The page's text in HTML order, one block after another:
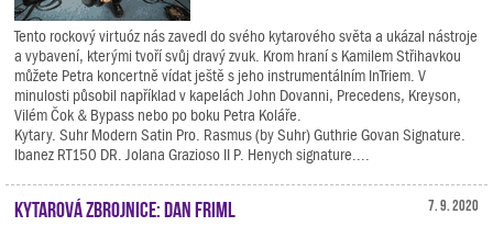
Tento rockový virtuóz nás zavedl do svého kytarového světa a ukázal nástroje
a vybavení, kterými tvoří svůj dravý zvuk. Krom hraní s Kamilem Střihavkou
můžete Petra koncertně vídat ještě s jeho instrumentálním InTriem. V
minulosti působil například v kapelách John Dovanni, Precedens, Kreyson,
Vilém Čok & Bypass nebo po boku Petra Koláře.
Kytary. Suhr Modern Satin Pro. Rasmus (by Suhr) Guthrie Govan Signature.
Ibanez RT150 DR. Jolana Grazioso II P. Henych signature....
7. 9. 2020
Kytarová zbrojnice: Dan Friml